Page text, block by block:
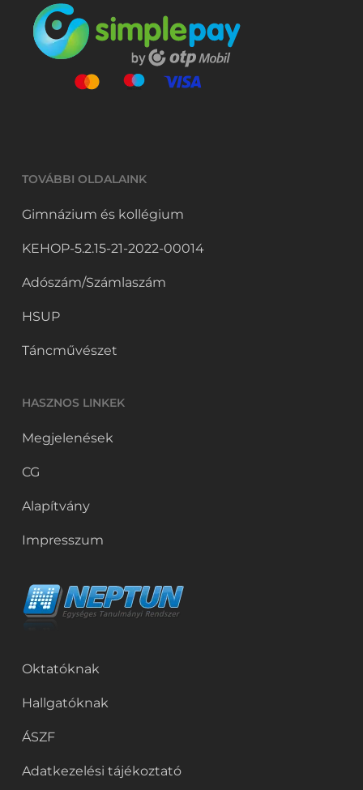
TOVÁBBI OLDALAINK
Gimnázium és kollégium
KEHOP-5.2.15-21-2022-00014
Adószám/Számlaszám
HSUP
Táncművészet
HASZNOS LINKEK
Megjelenések
CG
Alapítvány
Impresszum
Oktatóknak
Hallgatóknak
ÁSZF
Adatkezelési tájékoztató